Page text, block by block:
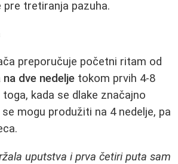
tretiranja pazuha.
preporučuje početni ritam od
dve nedelje tokom prvih 4-8
kada se dlake značajno
mogu produžiti na 4 nedelje, pa
uputstva i prva četiri puta sam